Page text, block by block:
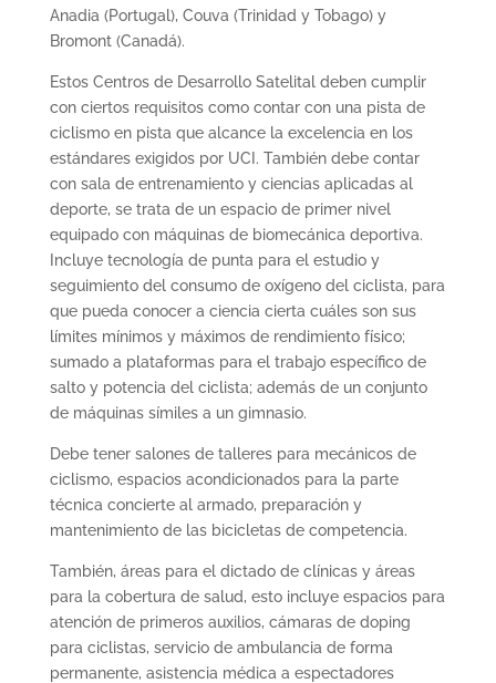
Anadia (Portugal), Couva (Trinidad y Tobago) y
Bromont (Canadá).
Estos Centros de Desarrollo Satelital deben cumplir
con ciertos requisitos como contar con una pista de
ciclismo en pista que alcance la excelencia en los
estándares exigidos por UCI. También debe contar
con sala de entrenamiento y ciencias aplicadas al
deporte, se trata de un espacio de primer nivel
equipado con máquinas de biomecánica deportiva.
Incluye tecnología de punta para el estudio y
seguimiento del consumo de oxígeno del ciclista, para
que pueda conocer a ciencia cierta cuáles son sus
límites mínimos y máximos de rendimiento físico;
sumado a plataformas para el trabajo específico de
salto y potencia del ciclista; además de un conjunto
de máquinas símiles a un gimnasio.
Debe tener salones de talleres para mecánicos de
ciclismo, espacios acondicionados para la parte
técnica concierte al armado, preparación y
mantenimiento de las bicicletas de competencia.
También, áreas para el dictado de clínicas y áreas
para la cobertura de salud, esto incluye espacios para
atención de primeros auxilios, cámaras de doping
para ciclistas, servicio de ambulancia de forma
permanente, asistencia médica a espectadores